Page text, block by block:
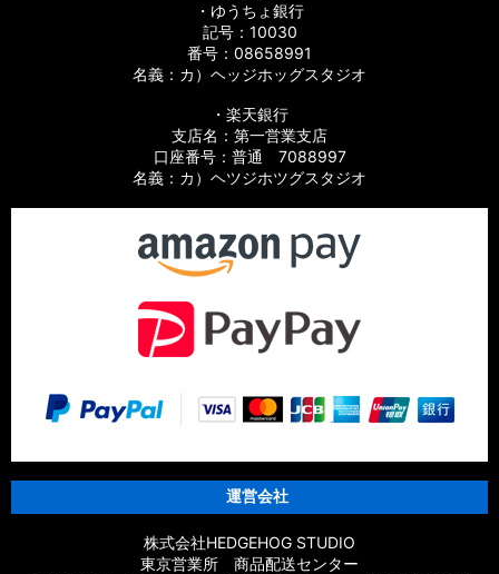
・ゆうちょ銀行
記号：10030
番号：08658991
名義：カ）ヘッジホッグスタジオ
・楽天銀行
支店名：第一営業支店
口座番号：普通 7088997
名義：カ）ヘツジホツグスタジオ
運営会社
株式会社HEDGEHOG STUDIO
東京営業所 商品配送センター